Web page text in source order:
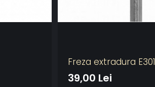
Freza extradura E301
39,00 Lei